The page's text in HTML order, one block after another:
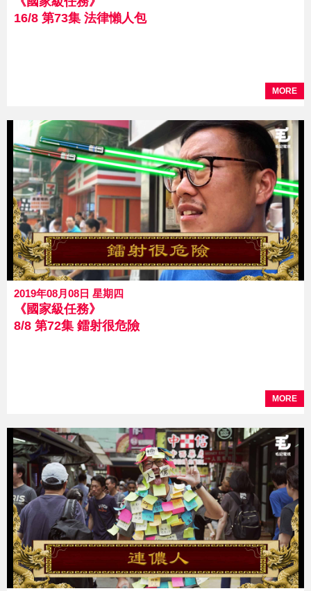
16/8 第73集 法律懶人包
MORE
2019年08月08日 星期四
《國家級任務》
8/8 第72集 鐳射很危險
MORE